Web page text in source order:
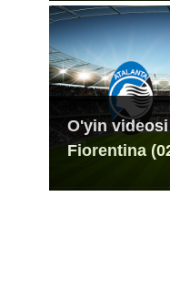
O'yin
Fiorentina